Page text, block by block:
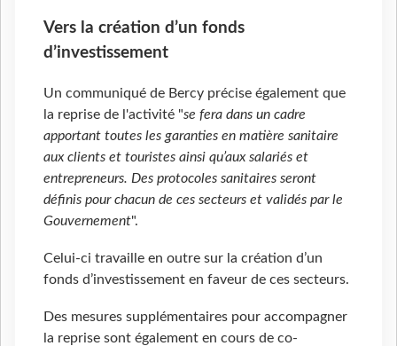
Vers la création d’un fonds
d’investissement
Un communiqué de Bercy précise également que
la reprise de l'activité "se fera dans un cadre
apportant toutes les garanties en matière sanitaire
aux clients et touristes ainsi qu’aux salariés et
entrepreneurs. Des protocoles sanitaires seront
définis pour chacun de ces secteurs et validés par le
Gouvernement".
Celui-ci travaille en outre sur la création d’un
fonds d’investissement en faveur de ces secteurs.
Des mesures supplémentaires pour accompagner
la reprise sont également en cours de co-